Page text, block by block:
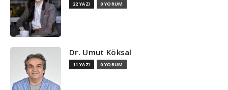
22 YAZI 0 YORUM
Dr. Umut Köksal
11 YAZI 0 YORUM